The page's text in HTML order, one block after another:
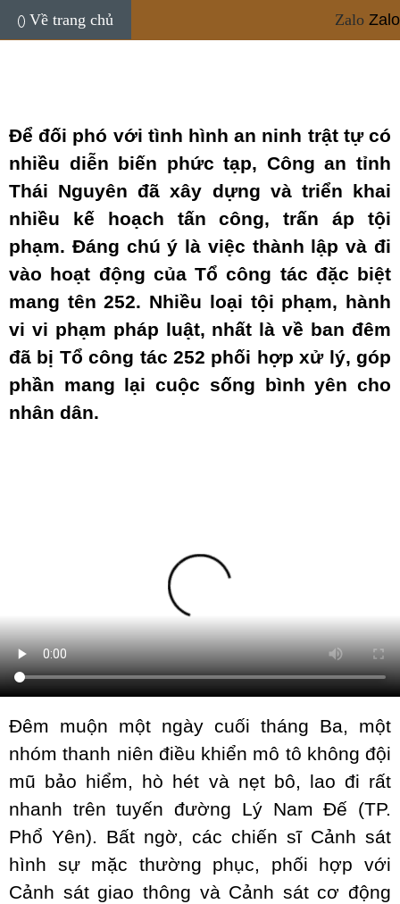
Về trang chủ Zalo Zalo
Hồng Tâm - Lăng Khoa
Để đối phó với tình hình an ninh trật tự có
nhiều diễn biến phức tạp, Công an tỉnh
Thái Nguyên đã xây dựng và triển khai
nhiều kế hoạch tấn công, trấn áp tội
phạm. Đáng chú ý là việc thành lập và đi
vào hoạt động của Tổ công tác đặc biệt
mang tên 252. Nhiều loại tội phạm, hành
vi vi phạm pháp luật, nhất là về ban đêm
đã bị Tổ công tác 252 phối hợp xử lý, góp
phần mang lại cuộc sống bình yên cho
nhân dân.
Đêm muộn một ngày cuối tháng Ba, một
nhóm thanh niên điều khiển mô tô không đội
mũ bảo hiểm, hò hét và nẹt bô, lao đi rất
nhanh trên tuyến đường Lý Nam Đế (TP.
Phổ Yên). Bất ngờ, các chiến sĩ Cảnh sát
hình sự mặc thường phục, phối hợp với
Cảnh sát giao thông và Cảnh sát cơ động